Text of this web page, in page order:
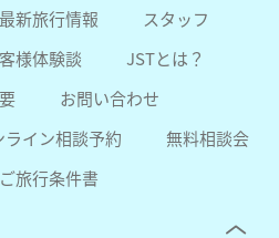
最新旅行情報
スタッフ
様体験談
JSTとは？
お問い合わせ
ライン相談予約
無料相談会
ご旅行条件書